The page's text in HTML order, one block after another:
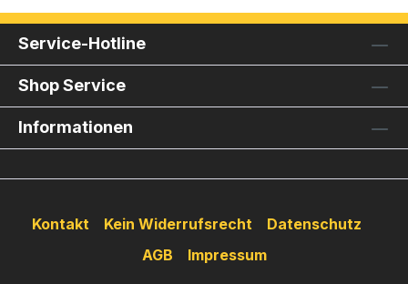
Service-Hotline
Shop Service
Informationen
Kontakt Kein Widerrufsrecht
Datenschutz
AGB
Impressum